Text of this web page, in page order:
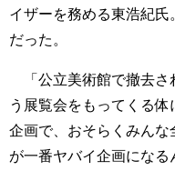
イザーを務める東浩紀
だった。
「公立美術館で撤去さ
う展覧会をもってくる
企画で、おそらくみん
が一番ヤバイ企画になる